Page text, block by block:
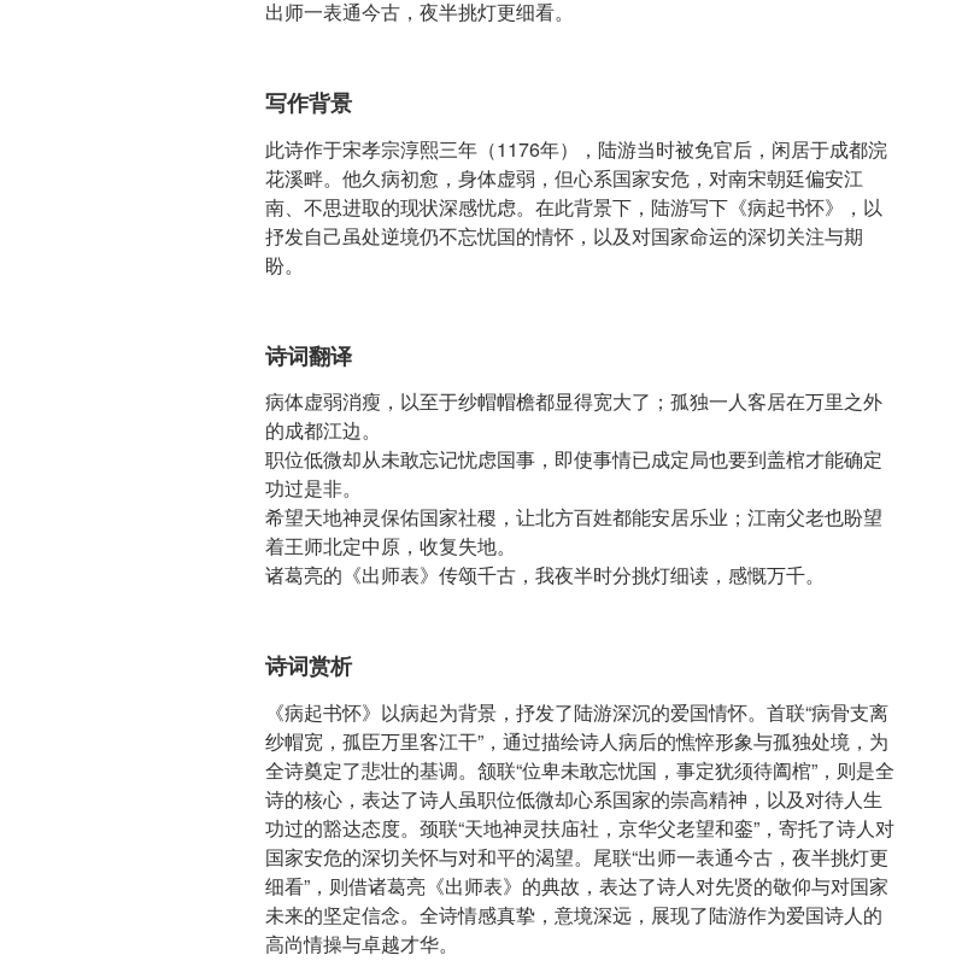
出师一表通今古，夜半挑灯更细看。
写作背景
此诗作于宋孝宗淳熙三年（1176年），陆游当时被免官后，闲居于成都浣
花溪畔。他久病初愈，身体虚弱，但心系国家安危，对南宋朝廷偏安江
南、不思进取的现状深感忧虑。在此背景下，陆游写下《病起书怀》，以
抒发自己虽处逆境仍不忘忧国的情怀，以及对国家命运的深切关注与期
盼。
诗词翻译
病体虚弱消瘦，以至于纱帽帽檐都显得宽大了；孤独一人客居在万里之外
的成都江边。
职位低微却从未敢忘记忧虑国事，即使事情已成定局也要到盖棺才能确定
功过是非。
希望天地神灵保佑国家社稷，让北方百姓都能安居乐业；江南父老也盼望
着王师北定中原，收复失地。
诸葛亮的《出师表》传颂千古，我夜半时分挑灯细读，感慨万千。
诗词赏析
《病起书怀》以病起为背景，抒发了陆游深沉的爱国情怀。首联“病骨支离
纱帽宽，孤臣万里客江干”，通过描绘诗人病后的憔悴形象与孤独处境，为
全诗奠定了悲壮的基调。颔联“位卑未敢忘忧国，事定犹须待阖棺”，则是全
诗的核心，表达了诗人虽职位低微却心系国家的崇高精神，以及对待人生
功过的豁达态度。颈联“天地神灵扶庙社，京华父老望和銮”，寄托了诗人对
国家安危的深切关怀与对和平的渴望。尾联“出师一表通今古，夜半挑灯更
细看”，则借诸葛亮《出师表》的典故，表达了诗人对先贤的敬仰与对国家
未来的坚定信念。全诗情感真挚，意境深远，展现了陆游作为爱国诗人的
高尚情操与卓越才华。